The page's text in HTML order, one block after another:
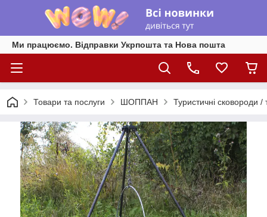
Ми працюємо. Відправки Укрпошта та Нова пошта
Товари та послуги ШОППАН Туристичні сковороди /